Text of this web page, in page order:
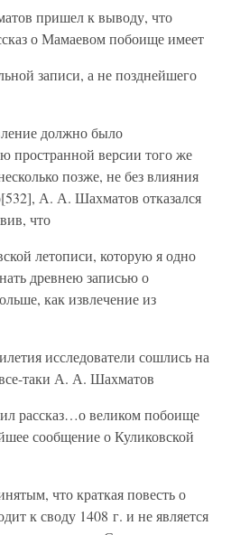
пришел к выводу, что
о Мамаевом побоище имеет
записи, а не позднейшего
должно было
пространной версии того же
позже, не без влияния
А. А. Шахматов отказался
что
летописи, которую я одно
древнею записью о
как извлечение из
исследователи сошлись на
таки А. А. Шахматов
рассказ…о великом побоище
сообщение о Куликовской
что краткая повесть о
к своду 1408 г. и не является